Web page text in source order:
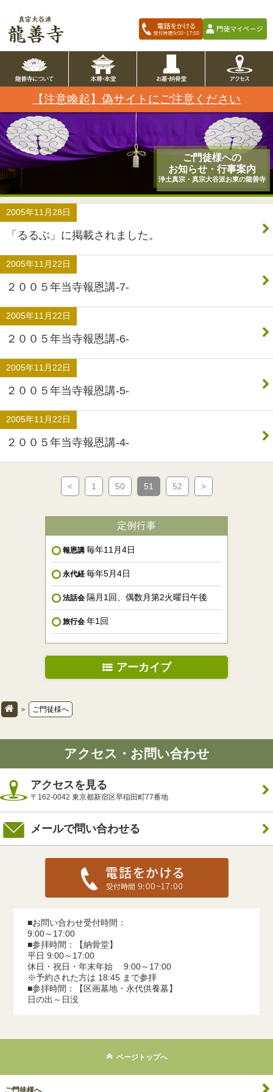
【注意喚起】偽サイトにご注意ください
ご門徒様への
お知らせ・行事案内
浄土真宗・真宗大谷派お東の龍善寺
2005年11月28日
「るるぶ」に掲載されました。
2005年11月22日
２００５年当寺報恩講-7-
2005年11月22日
２００５年当寺報恩講-6-
2005年11月22日
２００５年当寺報恩講-5-
2005年11月22日
２００５年当寺報恩講-4-
< 1 50 51 52 >
定例行事
報恩講 毎年11月4日
永代経 毎年5月4日
法話会 隔月1回、偶数月第2火曜日午後
旅行会 年1回
アーカイブ
＞ ご門徒様へ
アクセス・お問い合わせ
アクセスを見る
〒162-0042 東京都新宿区早稲田町77番地
メールで問い合わせる
■お問い合わせ受付時間：
9:00～17:00
■参拝時間：【納骨堂】
平日 9:00～17:00
休日・祝日・年末年始 9:00～17:00
※予約された方は 18:45 まで参拝
■参拝時間：【区画墓地・永代供養墓】
日の出～日没
ページトップへ
ご門徒様へ